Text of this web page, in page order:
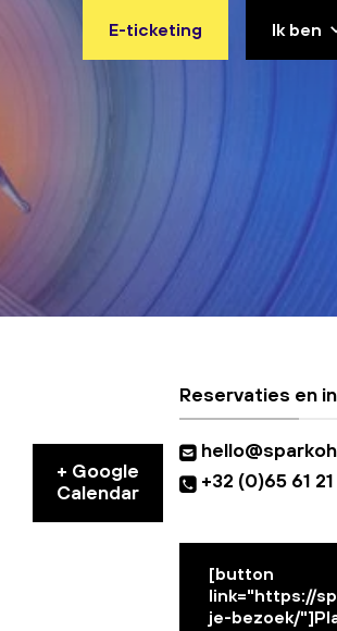
E-ticketing Ik ben
+ Google
Calendar
Reservaties en
+32 (0)65 61
[button
link="https://
je-bezoek/